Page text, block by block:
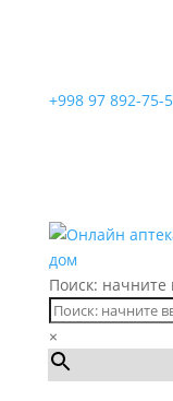
+998 97 892-75-
Поиск: начните
×